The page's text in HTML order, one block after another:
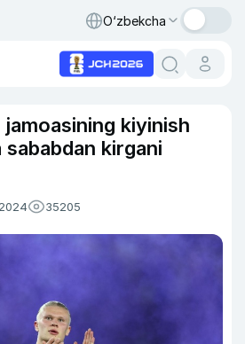
O‘zbekcha
jamoasining kiyinish
kirgani
35205